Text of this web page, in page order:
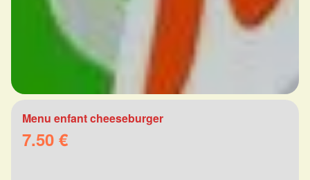
Menu enfant cheeseburger
7.50 €